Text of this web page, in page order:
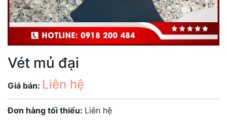
Vét mủ đại
Giá bán: Liên hệ
Đơn hàng tối thiểu: Liên hệ